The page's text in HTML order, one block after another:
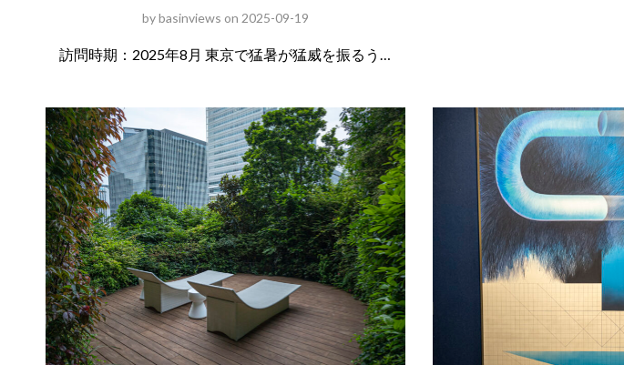
bybasinviews on 2025-09-19
訪問時期：2025年8月 東京で猛暑が猛威を振るう…